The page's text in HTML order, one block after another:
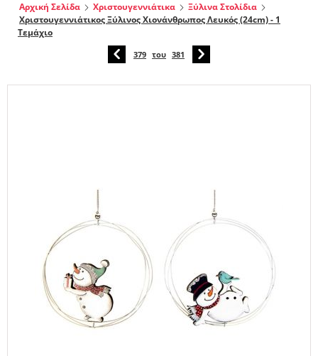
Αρχική Σελίδα Χριστουγεννιάτικα
Ξύλινα Στολίδια
Χριστουγεννιάτικος Ξύλινος Χιονάνθρωπος Λευκός (24cm) - 1
Τεμάχιο
379 του 381